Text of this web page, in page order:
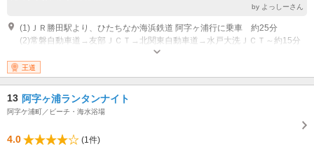
by よっしーさん
(1)ＪＲ勝田駅より、ひたちなか海浜鉄道 阿字ヶ浦行に乗車 約25分
(2)常磐自動車道→友部ＪＣＴ→北関東自動車道→水戸大洗ＪＣＴ～約15分
王道
13 阿字ヶ浦ランタンナイト
阿字ケ浦町／ビーチ・海水浴場
4.0 (1件)